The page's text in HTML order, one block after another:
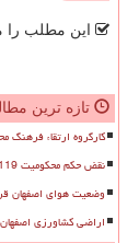
این مطلب را
تازه ترین
کارگروه ارتقاء
نقض حکم محکومیت 119 میلیارد تومانی اداره کل محیط زیست
وضعیت هوای اصفهان
اراضی کشاورزی